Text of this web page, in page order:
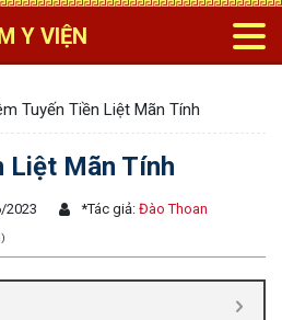
Y VIỆN
Tuyến Tiền Liệt Mãn Tính
Liệt Mãn Tính
2023 *Tác giả: Đào Thoan